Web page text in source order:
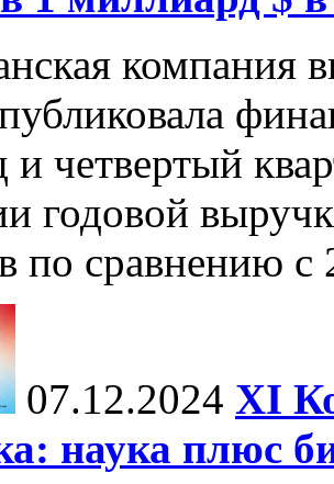
компания
и четвертый
годовой
по сравнению с
07.12.2024 ХI
наука плюс